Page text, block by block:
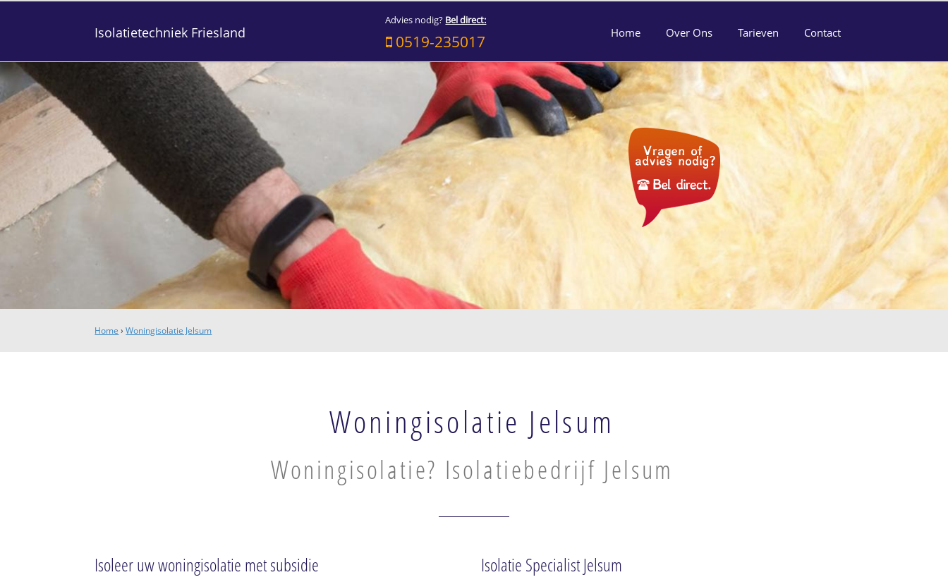
Isolatietechniek Friesland
Advies nodig? Bel direct:
0519-235017 Home Over Ons Tarieven Contact
Home ›Woningisolatie Jelsum
Woningisolatie Jelsum
Woningisolatie? Isolatiebedrijf Jelsum
Isoleer uw woningisolatie met subsidie Isolatie Specialist Jelsum